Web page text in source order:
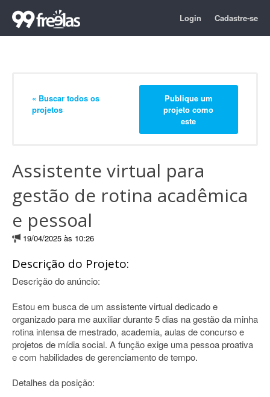
Login Cadastre-se
« Buscar todos os
projetos
Publique um
projeto como
este
Assistente virtual para
gestão de rotina acadêmica
e pessoal
19/04/2025 às 10:26
Descrição do Projeto:
Descrição do anúncio:
Estou em busca de um assistente virtual dedicado e
organizado para me auxiliar durante 5 dias na gestão da minha
rotina intensa de mestrado, academia, aulas de concurso e
projetos de mídia social. A função exige uma pessoa proativa
e com habilidades de gerenciamento de tempo.
Detalhes da posição: